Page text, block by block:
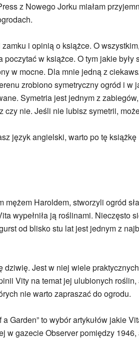
z Nowego Jorku miałam
i opinią o książce. O
w książce. O tym jakie były
w mocne. Dla mnie jedną z
zrobiono symetryczny ogród i w
Symetria jest jednym z
czy nie. Jeśli nie lubisz symetrii,
język angielski, warto po tę książkę
Haroldem, stworzyli ogród
wypełniła ją roślinami. Nieczęsto
od blisko stu lat jest jednym z
dziwię. Jest w niej wiele praktycznych
Vity na temat jej ulubionych roślin,
nie warto zapraszać do ogrodu.
Garden” to wybór artykułów jakie
w gazecie Observer pomiędzy 1946,